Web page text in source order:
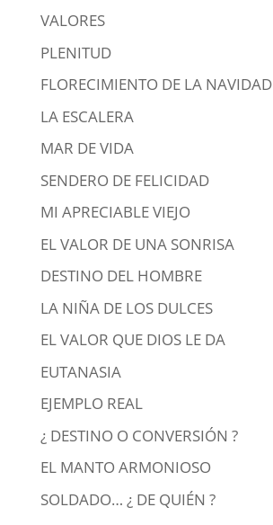
VALORES
PLENITUD
FLORECIMIENTO DE LA NAVIDAD
LA ESCALERA
MAR DE VIDA
SENDERO DE FELICIDAD
MI APRECIABLE VIEJO
EL VALOR DE UNA SONRISA
DESTINO DEL HOMBRE
LA NIÑA DE LOS DULCES
EL VALOR QUE DIOS LE DA
EUTANASIA
EJEMPLO REAL
¿ DESTINO O CONVERSIÓN ?
EL MANTO ARMONIOSO
SOLDADO… ¿ DE QUIÉN ?